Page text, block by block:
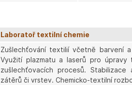
Laboratoř textilní chemie
Zušlechťování textilií včetně barvení
Využití plazmatu a laserů pro úpravy
zušlechťovacích procesů.
zátěrů či vrstev. Chemicko-textilní